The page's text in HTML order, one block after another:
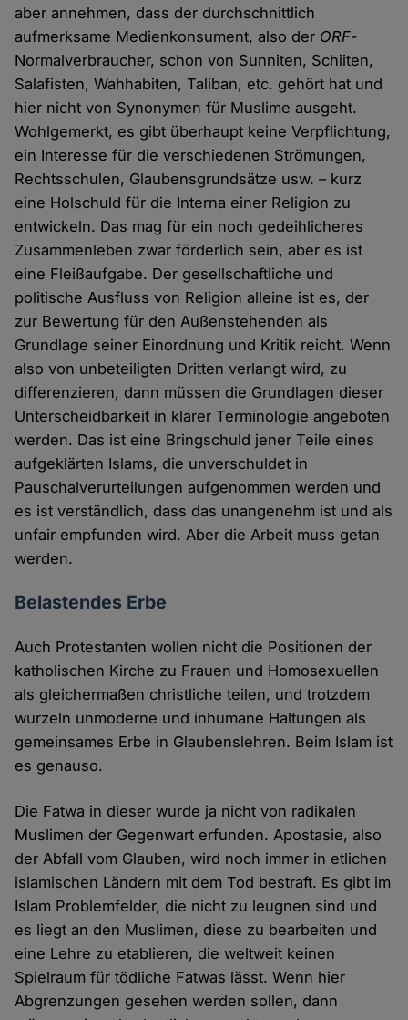
aber annehmen, dass der durchschnittlich
aufmerksame Medienkonsument, also der ORF-
Normalverbraucher, schon von Sunniten, Schiiten,
Salafisten, Wahhabiten, Taliban, etc. gehört hat und
hier nicht von Synonymen für Muslime ausgeht.
Wohlgemerkt, es gibt überhaupt keine Verpflichtung,
ein Interesse für die verschiedenen Strömungen,
Rechtsschulen, Glaubensgrundsätze usw. – kurz
eine Holschuld für die Interna einer Religion zu
entwickeln. Das mag für ein noch gedeihlicheres
Zusammenleben zwar förderlich sein, aber es ist
eine Fleißaufgabe. Der gesellschaftliche und
politische Ausfluss von Religion alleine ist es, der
zur Bewertung für den Außenstehenden als
Grundlage seiner Einordnung und Kritik reicht. Wenn
also von unbeteiligten Dritten verlangt wird, zu
differenzieren, dann müssen die Grundlagen dieser
Unterscheidbarkeit in klarer Terminologie angeboten
werden. Das ist eine Bringschuld jener Teile eines
aufgeklärten Islams, die unverschuldet in
Pauschalverurteilungen aufgenommen werden und
es ist verständlich, dass das unangenehm ist und als
unfair empfunden wird. Aber die Arbeit muss getan
werden.
Belastendes Erbe
Auch Protestanten wollen nicht die Positionen der
katholischen Kirche zu Frauen und Homosexuellen
als gleichermaßen christliche teilen, und trotzdem
wurzeln unmoderne und inhumane Haltungen als
gemeinsames Erbe in Glaubenslehren. Beim Islam ist
es genauso.
Die Fatwa in dieser wurde ja nicht von radikalen
Muslimen der Gegenwart erfunden. Apostasie, also
der Abfall vom Glauben, wird noch immer in etlichen
islamischen Ländern mit dem Tod bestraft. Es gibt im
Islam Problemfelder, die nicht zu leugnen sind und
es liegt an den Muslimen, diese zu bearbeiten und
eine Lehre zu etablieren, die weltweit keinen
Spielraum für tödliche Fatwas lässt. Wenn hier
Abgrenzungen gesehen werden sollen, dann